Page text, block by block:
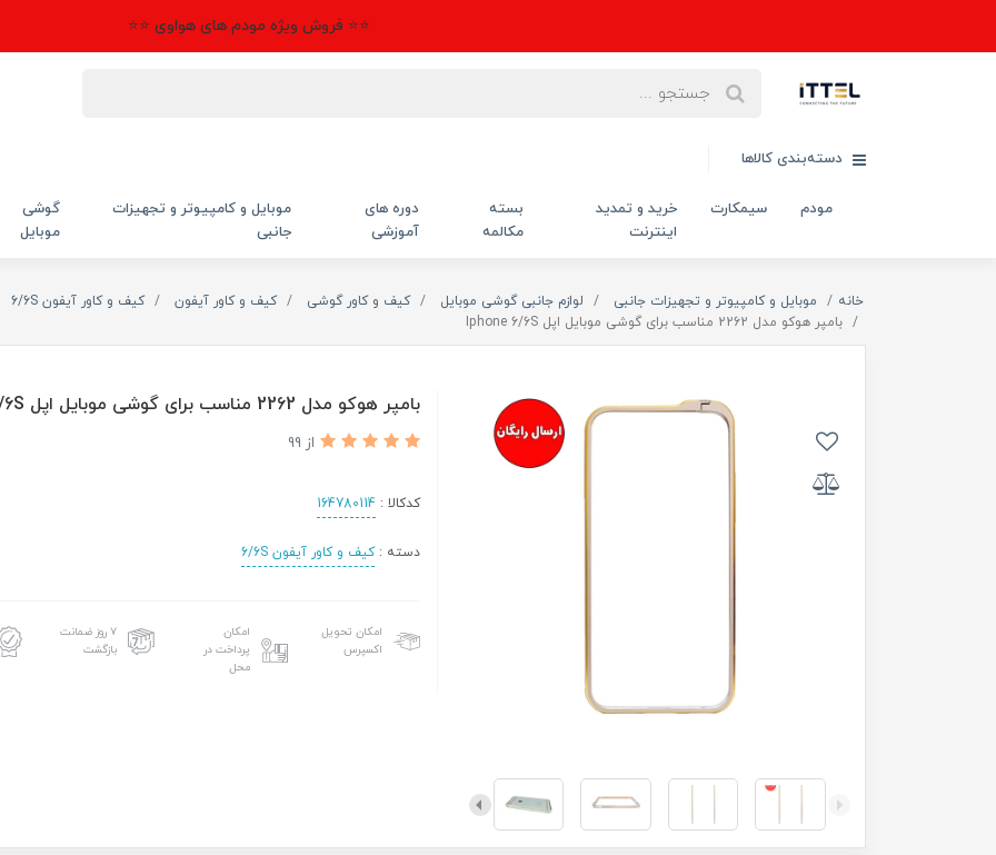
⭐⭐ فروش ویژه مودم های هواوی ⭐⭐
دسته‌بندی کالاها
مودم سیمکارت
خرید و تمدید
اینترنت
بسته
مکالمه
دوره های
آموزشی
موبایل و کامپیوتر و تجهیزات
جانبی
گوشی
موبایل
خانه موبایل و کامپیوتر و تجهیزات جانبی لوازم جانبی گوشی موبایل کیف و کاور گوشی کیف و کاور آیفون
کیف و کاور آیفون 6/6S
بامپر هوکو مدل 2262 مناسب برای گوشی موبایل اپل Iphone 6/6S
بامپر هوکو مدل 2262 مناسب برای گوشی موبایل اپل Iphone 6/6S
از 99
کدکالا : 164780114
دسته :کیف و کاور آیفون 6/6S
امکان تحویل
اکسپرس
امکان
پرداخت در
محل
۷ روز ضمانت
بازگشت